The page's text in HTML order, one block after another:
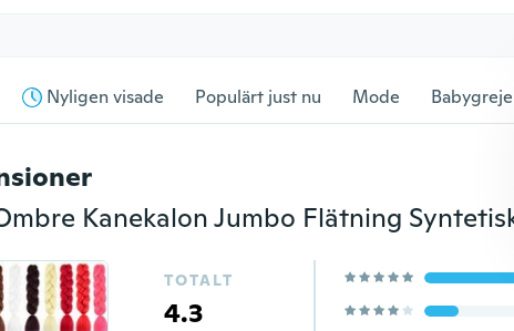
Nyligen visade Populärt just nu Mode
TOTALT
4.3